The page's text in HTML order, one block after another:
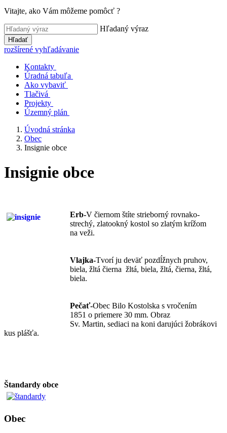
Vitajte, ako Vám môžeme pomôcť ?
Hľadaný výraz
Hľadať
rozšírené vyhľadávanie
Kontakty
Úradná tabuľa
Ako vybaviť
Tlačivá
Projekty
Územný plán
Úvodná stránka
Obec
Insignie obce
Insignie obce
Erb-V čiernom štíte strieborný rovnako-
strechý, zlatookný kostol so zlatým krížom
na veži.
Vlajka-Tvorí ju deväť pozdĺžnych pruhov,
biela, žltá čierna žltá, biela, žltá, čierna, žltá,
biela.
Pečať-Obec Bilo Kostolska s vročením
1851 o priemere 30 mm. Obraz
Sv. Martin, sediaci na koni darujúci žobrákovi
kus plášťa.
Štandardy obce
Obec